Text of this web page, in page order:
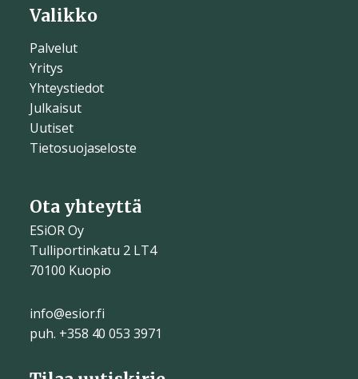
Valikko
Palvelut
Yritys
Yhteystiedot
Julkaisut
Uutiset
Tietosuojaseloste
Ota yhteyttä
ESiOR Oy
Tulliportinkatu 2 LT4
70100 Kuopio
info@esior.fi
puh. +358 40 053 3971